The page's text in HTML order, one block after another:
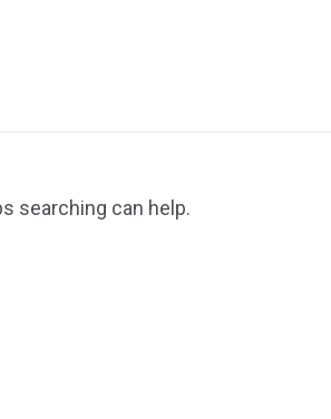
searching can help.